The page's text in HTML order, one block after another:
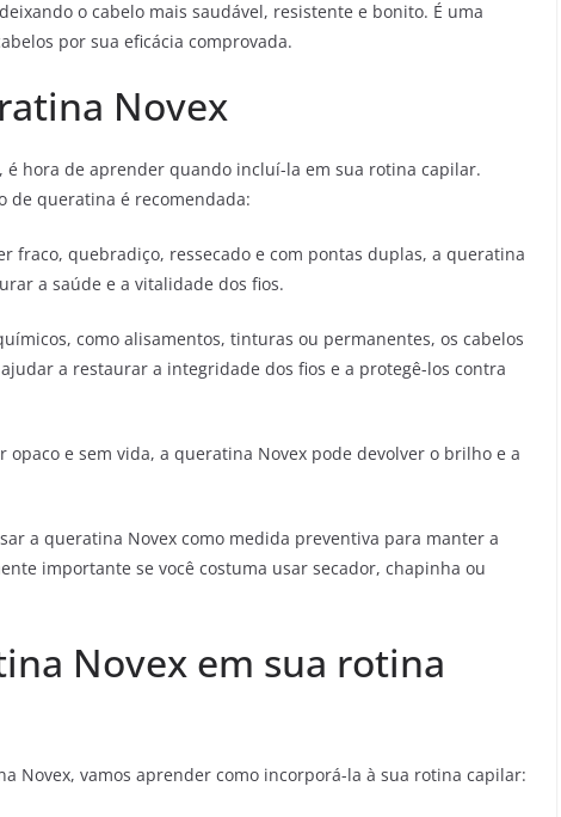
o cabelo mais saudável, resistente e bonito. É uma
por sua eficácia comprovada.
Novex
é hora de aprender quando incluí-la em sua rotina capilar.
de queratina é recomendada:
fraco, quebradiço, ressecado e com pontas duplas, a queratina
a saúde e a vitalidade dos fios.
como alisamentos, tinturas ou permanentes, os cabelos
a restaurar a integridade dos fios e a protegê-los contra
opaco e sem vida, a queratina Novex pode devolver o brilho e a
a queratina Novex como medida preventiva para manter a
importante se você costuma usar secador, chapinha ou
Novex em sua rotina
Novex, vamos aprender como incorporá-la à sua rotina capilar: